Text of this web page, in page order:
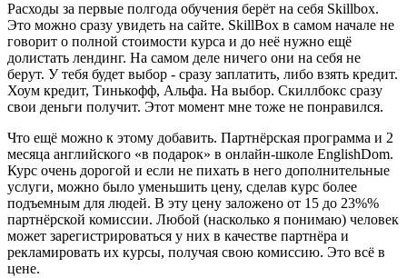
Расходы за первые полгода обучения берёт на себя Skillbox.
Это можно сразу увидеть на сайте. SkillBox в самом начале не
говорит о полной стоимости курса и до неё нужно ещё
долистать лендинг. На самом деле ничего они на себя не
берут. У тебя будет выбор - сразу заплатить, либо взять кредит.
Хоум кредит, Тинькофф, Альфа. На выбор. Скиллбокс сразу
свои деньги получит. Этот момент мне тоже не понравился.
Что ещё можно к этому добавить. Партнёрская программа и 2
месяца английского «в подарок» в онлайн-школе EnglishDom.
Курс очень дорогой и если не пихать в него дополнительные
услуги, можно было уменьшить цену, сделав курс более
подъемным для людей. В эту цену заложено от 15 до 23%%
партнёрской комиссии. Любой (насколько я понимаю) человек
может зарегистрироваться у них в качестве партнёра и
рекламировать их курсы, получая свою комиссию. Это всё в
цене.